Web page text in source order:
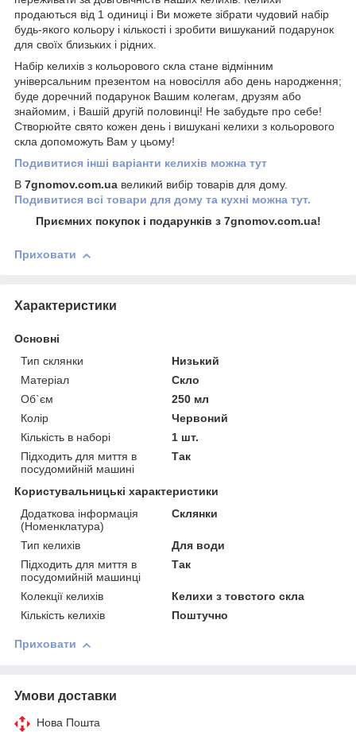
продаються від 1 одиниці і Ви можете зібрати чудовий набір
будь-якого кольору і кількості і зробити вишуканий подарунок
для своїх близьких і рідних.
Набір келихів з кольорового скла стане відмінним
універсальним презентом на новосілля або день народження;
буде доречний подарунок Вашим колегам, друзям або
знайомим, і Вашій другій половинці! Не забудьте про себе!
Створюйте свято кожен день і вишукані келихи з кольорового
скла допоможуть Вам у цьому!
Подивитися інші варіанти келихів можна тут
В 7gnomov.com.ua великий вибір товарів для дому.
Подивитися всі товари для дому та кухні можна тут.
Приємних покупок і подарунків з 7gnomov.com.ua!
Приховати
Характеристики
Основні
Тип склянки
Низький
Матеріал
Скло
Об`єм
250 мл
Колір
Червоний
Кількість в наборі
1 шт.
Підходить для миття в
посудомийній машині
Так
Користувальницькі характеристики
Додаткова інформація
(Номенклатура)
Склянки
Тип келихів
Для води
Підходить для миття в
посудомийній машинці
Так
Колекції келихів
Келихи з товстого скла
Кількість келихів
Поштучно
Приховати
Умови доставки
Нова Пошта